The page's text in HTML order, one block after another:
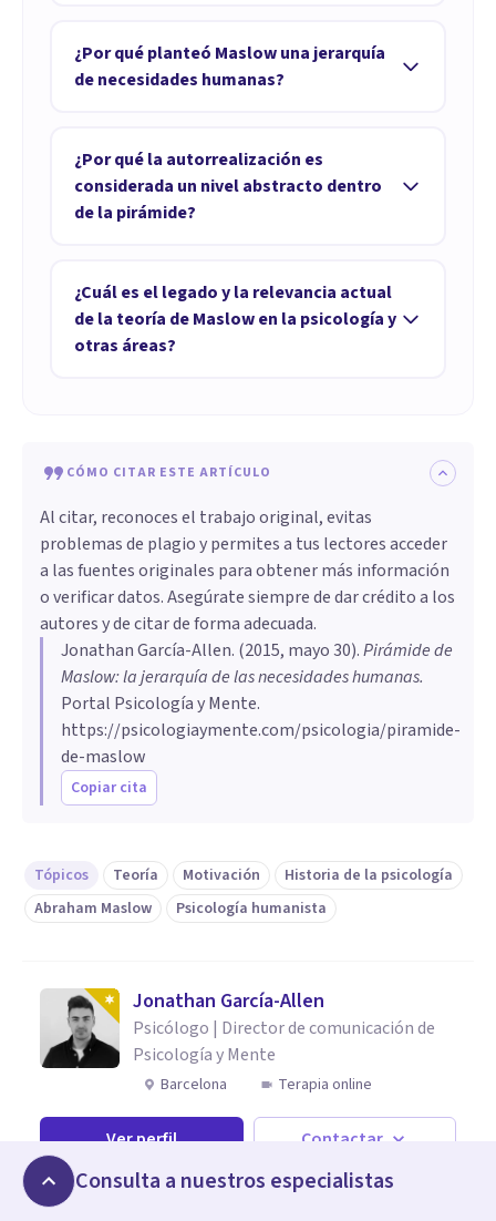
Pirámide de Maslow son: 1. Necesidades
fisiológicas 2. Necesidades de seguridad 3.
autorrealización
¿Por qué planteó Maslow una jerarquía
de necesidades humanas?
humanas porque creía que nuestras acciones
nacen de la motivación dirigida hacia el
objetivo de cubrir ciertas necesidades
Según su teoría, esta jerarquía nos permite
comprender mejor qué nos motiva y cómo
cubrir las distintas necesidades para mejorar
¿Por qué la autorrealización es
considerada un nivel abstracto dentro
de la pirámide?
abstracto porque tiene que ver con objetivos
altamente abstractos que no se consiguen
con acciones concretas, sino con cadenas de
diferentes y personalizadas, lo que dificulta su
¿Cuál es el legado y la relevancia actual
de la teoría de Maslow en la psicología y
otras áreas?
en la profesión, distinta del psicoanálisis y el
conductismo. Su enfoque estudia las
motivaciones y patrones de conducta no
vinculados a trastornos mentales, mostrando
que la psicología no se limita a la salud
mental. Además, su teoría ha sido un primer
intento de estudiar el bien común,
considerando elementos contextuales
prioritarios para todas las personas.
Fuera de la psicología, ha tenido gran
repercusión en el mundo empresarial
(especialmente en marketing y recursos
necesidades facilita la elaboración de planes
motivacionales y productos atractivos según
el tipo de personas objetivo. Aunque la teoría
la motivación humana.
CÓMO CITAR ESTE ARTÍCULO
Al citar, reconoces el trabajo original, evitas
problemas de plagio y permites a tus lectores acceder
a las fuentes originales para obtener más información
o verificar datos. Asegúrate siempre de dar crédito a los
autores y de citar de forma adecuada.
Jonathan García-Allen. (2015, mayo 30).Pirámide de
Maslow: la jerarquía de las necesidades humanas.
Portal Psicología y Mente.
https://psicologiaymente.com/psicologia/piramide-
de-maslow
Copiar cita
Tópicos Teoría Motivación
Historia de la psicología
Abraham Maslow
Psicología humanista
Jonathan García-Allen
Psicólogo | Director de comunicación de
Psicología y Mente
Barcelona Terapia online
Ver perfil Contactar
Jonathan García-Allen
Consulta a nuestros especialistas